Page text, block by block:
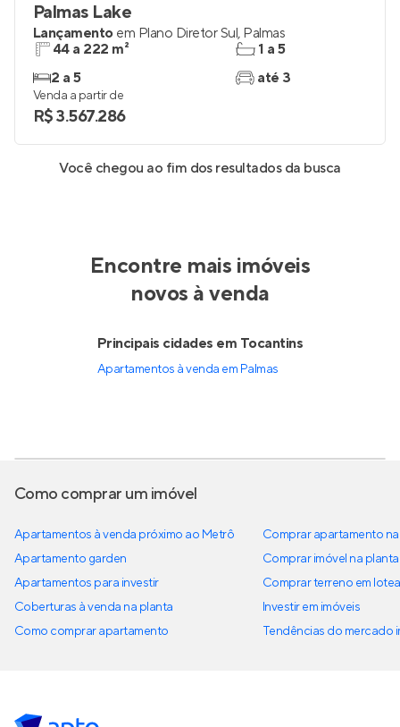
Palmas Lake
Lançamento em Plano Diretor Sul, Palmas
44 a 222 m²
2 a 5
1 a 5
até 3
Venda a partir de
R$ 3.567.286
Você chegou ao fim dos resultados da busca
Encontre mais imóveis
novos à venda
Principais cidades em Tocantins
Apartamentos à venda em Palmas
Como comprar um imóvel
Apartamentos à venda próximo ao Metrô
Apartamento garden
Apartamentos para investir
Coberturas à venda na planta
Como comprar apartamento
Comprar apartamento
Comprar imóvel na planta
Comprar terreno em
Investir em imóveis
Tendências do mercado